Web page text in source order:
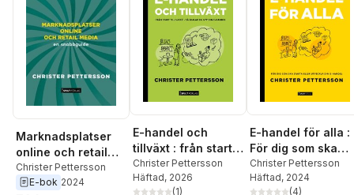
Marknadsplatser
online och retail
media : En
snabbguide.
Christer Pettersson
E-bok 2024
E-handel och
tillväxt : från start
till succé – så
skalar du upp din
Christer Pettersson
Häftad, 2026
(1)
E-handel för alla :
För dig som ska
starta eller vill
utveckla din e-
Christer Pettersson
Häftad, 2024
(4)